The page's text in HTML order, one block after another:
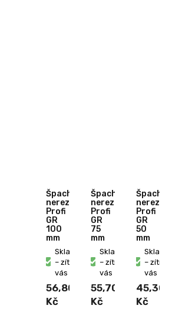
Špachtle
nerezová
Profi
GR
100
mm
Skladem
– zítra u
vás
56,80
Kč
Špachtle
nerezová
Profi
GR
75
mm
Skladem
– zítra u
vás
55,70
Kč
Špachtle
nerezová
Profi
GR
50
mm
Skladem
– zítra u
vás
45,30
Kč